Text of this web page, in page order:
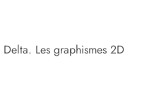
Les graphismes 2D